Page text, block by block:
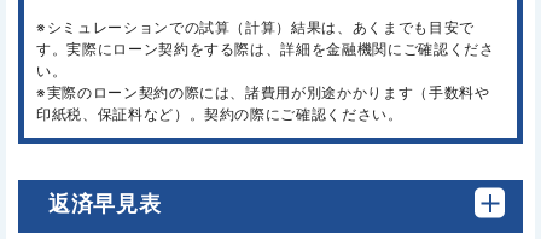
※シミュレーションでの試算（計算）結果は、あくまでも目安で
す。実際にローン契約をする際は、詳細を金融機関にご確認くださ
い。
※実際のローン契約の際には、諸費用が別途かかります（手数料や
印紙税、保証料など）。契約の際にご確認ください。
返済早見表